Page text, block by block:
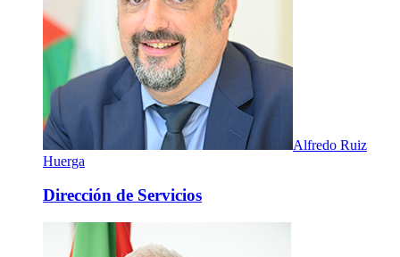
Alfredo Ruiz
Huerga
Dirección de Servicios